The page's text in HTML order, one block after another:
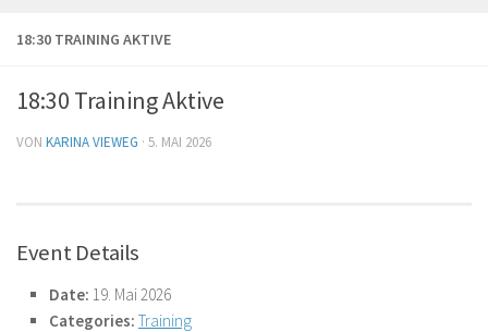
18:30 TRAINING AKTIVE
18:30 Training Aktive
VON KARINA VIEWEG · 5. MAI 2026
Event Details
Date: 19. Mai 2026
Categories: Training